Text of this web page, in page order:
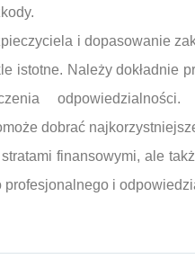
i dopasowanie
istotne. Należy dokładnie
dobrać
finansowymi, ale
profesjonalnego i